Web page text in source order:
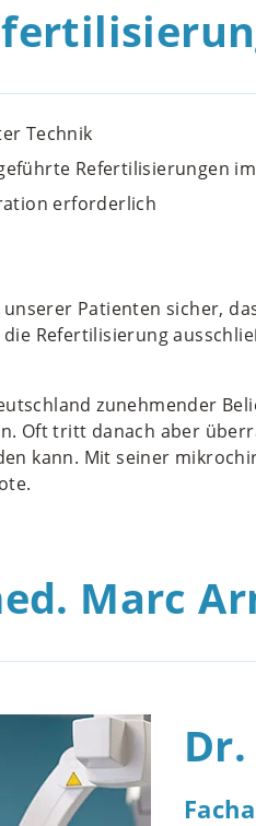
Technik
Refertilisierungen
erforderlich
Patienten sicher,
Refertilisierung
zunehmender
Oft tritt danach aber
kann. Mit seiner
Marc